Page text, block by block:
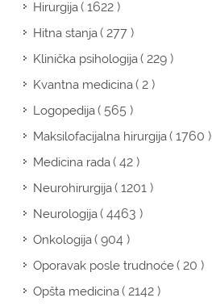
Hirurgija( 1622 )
Hitna stanja( 277 )
Klinička psihologija( 229 )
Kvantna medicina( 2 )
Logopedija( 565 )
Maksilofacijalna hirurgija( 1760 )
Medicina rada( 42 )
Neurohirurgija( 1201 )
Neurologija( 4463 )
Onkologija( 904 )
Oporavak posle trudnoće( 20 )
Opšta medicina( 2142 )